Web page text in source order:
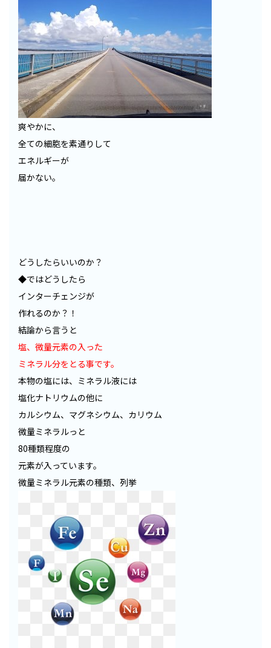
爽やかに、
全ての細胞を素通りして
エネルギーが
届かない。
どうしたらいいのか？
◆ではどうしたら
インターチェンジが
作れるのか？！
結論から言うと
塩、微量元素の入った
ミネラル分をとる事です。
本物の塩には、ミネラル液には
塩化ナトリウムの他に
カルシウム、マグネシウム、カリウム
微量ミネラルっと
80種類程度の
元素が入っています。
微量ミネラル元素の種類、列挙